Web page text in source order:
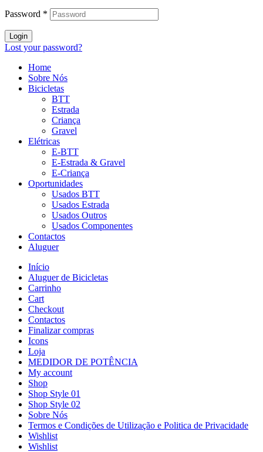
Password *
Login
Lost your password?
Home
Sobre Nós
Bicicletas
BTT
Estrada
Criança
Gravel
Elétricas
E-BTT
E-Estrada & Gravel
E-Criança
Oportunidades
Usados BTT
Usados Estrada
Usados Outros
Usados Componentes
Contactos
Aluguer
Início
Aluguer de Bicicletas
Carrinho
Cart
Checkout
Contactos
Finalizar compras
Icons
Loja
MEDIDOR DE POTÊNCIA
My account
Shop
Shop Style 01
Shop Style 02
Sobre Nós
Termos e Condições de Utilização e Politica de Privacidade
Wishlist
Wishlist